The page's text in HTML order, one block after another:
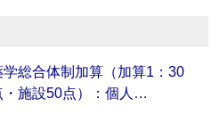
学総合体制加算（加算1：30
・施設50点）：個人…